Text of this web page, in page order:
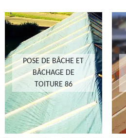
POSE DE BÂCHE ET
BÂCHAGE DE
TOITURE 86